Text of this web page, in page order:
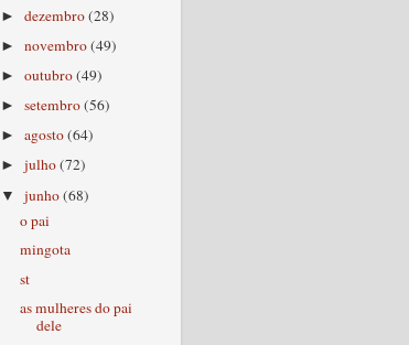
►dezembro(28)
►novembro(49)
►outubro(49)
►setembro(56)
►agosto(64)
►julho(72)
▼junho(68)
o pai
mingota
st
as mulheres do pai
dele